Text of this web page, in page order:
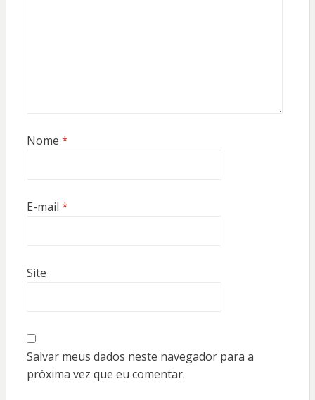
Nome *
E-mail *
Site
Salvar meus dados neste navegador para a
próxima vez que eu comentar.